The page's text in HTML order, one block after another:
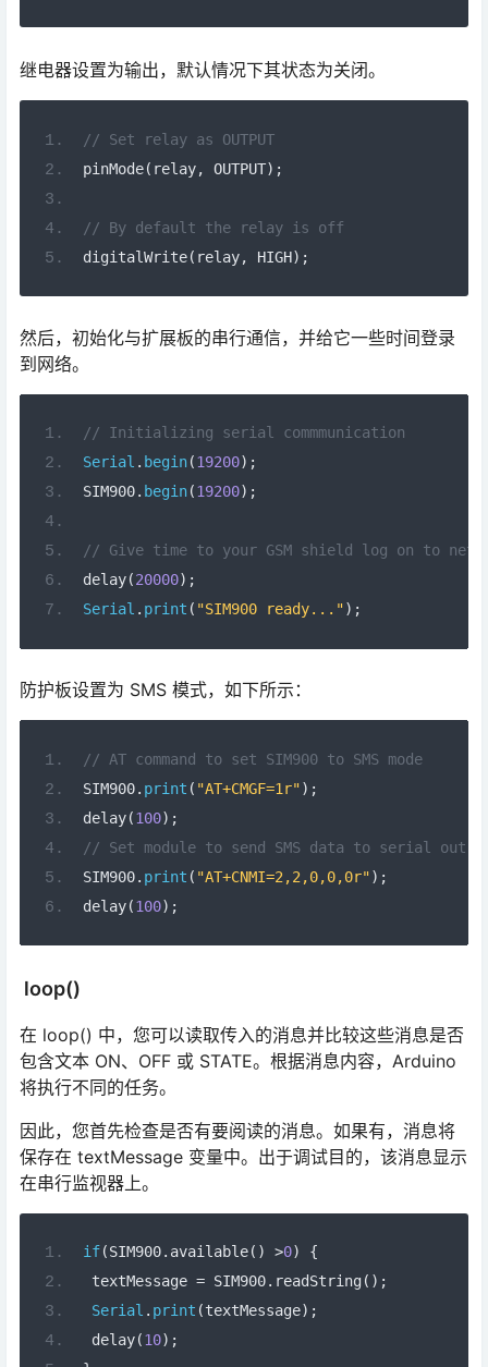
继电器设置为输出，默认情况下其状态为关闭。
// Set relay as OUTPUT
pinMode( relay, OUTPUT);
// By default the relay is off
digitalWrite( relay, HIGH);
然后，初始化与扩展板的串行通信，并给它一些时间登录
到网络。
// Initializing serial commmunication
Serial . begin(19200);
SIM900. begin(19200);
// Give time to your GSM shield log on to
delay(20000);
Serial . print ( "SIM900 ready...");
防护板设置为 SMS 模式，如下所示：
// AT command to set SIM900 to SMS mode
SIM900. print ( "AT+CMGF=1r");
delay(100);
// Set module to send SMS data to serial out
SIM900. print ( "AT+CNMI=2,2,0,0,0r");
delay(100);
loop()
在 loop() 中，您可以读取传入的消息并比较这些消息是否
包含文本 ON、OFF 或 STATE。根据消息内容，Arduino
将执行不同的任务。
因此，您首先检查是否有要阅读的消息。如果有，消息将
保存在 textMessage 变量中。出于调试目的，该消息显示
在串行监视器上。
if(SIM900. available() >0)
{
textMessage = SIM900. readString ();
Serial . print (textMessage);
delay(10);